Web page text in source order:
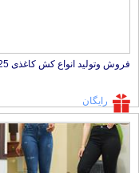
فروش وتولید انواع کش کاغذی 25 میلی
رایگان